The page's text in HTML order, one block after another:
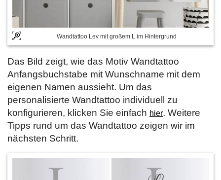
Wandtattoo Lev mit großem L im Hintergrund
Das Bild zeigt, wie das Motiv Wandtattoo
Anfangsbuchstabe mit Wunschname mit dem
eigenen Namen aussieht. Um das
personalisierte Wandtattoo individuell zu
konfigurieren, klicken Sie einfach hier. Weitere
Tipps rund um das Wandtattoo zeigen wir im
nächsten Schritt.